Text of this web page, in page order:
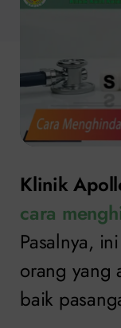
Klinik
cara
Pasalnya,
orang yang
baik